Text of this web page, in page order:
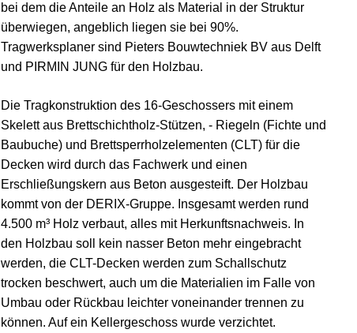
bei dem die Anteile an Holz als Material in der Struktur
überwiegen, angeblich liegen sie bei 90%.
Tragwerksplaner sind Pieters Bouwtechniek BV aus Delft
und PIRMIN JUNG für den Holzbau.
Die Tragkonstruktion des 16-Geschossers mit einem
Skelett aus Brettschichtholz-Stützen, - Riegeln (Fichte und
Baubuche) und Brettsperrholzelementen (CLT) für die
Decken wird durch das Fachwerk und einen
Erschließungskern aus Beton ausgesteift. Der Holzbau
kommt von der DERIX-Gruppe. Insgesamt werden rund
4.500 m³ Holz verbaut, alles mit Herkunftsnachweis. In
den Holzbau soll kein nasser Beton mehr eingebracht
werden, die CLT-Decken werden zum Schallschutz
trocken beschwert, auch um die Materialien im Falle von
Umbau oder Rückbau leichter voneinander trennen zu
können. Auf ein Kellergeschoss wurde verzichtet.